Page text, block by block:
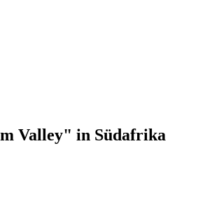
Valley" in Südafrika